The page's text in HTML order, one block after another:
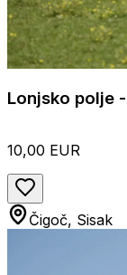
Lonjsko polje
10,00 EUR
Čigoč, Sisak